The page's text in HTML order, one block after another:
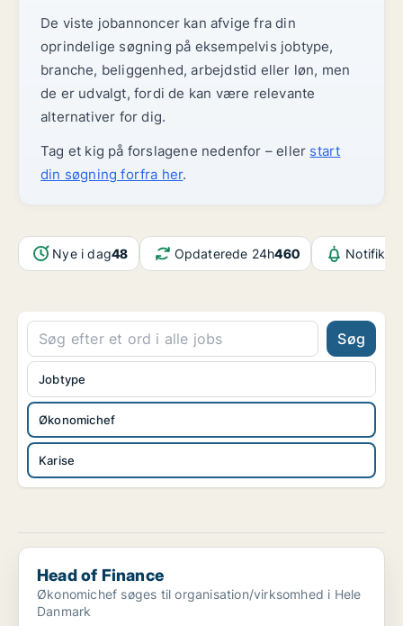
De viste jobannoncer kan afvige fra din
oprindelige søgning på eksempelvis jobtype,
branche, beliggenhed, arbejdstid eller løn, men
de er udvalgt, fordi de kan være relevante
alternativer for dig.
Tag et kig på forslagene nedenfor – eller start
din søgning forfra her.
Nye i dag48 Opdaterede 24h460
Søg
Økonomichef
Karise
Jobtype
Head of Finance
Head of Finance
Økonomichef søges til organisation/virksomhed i Hele
Danmark